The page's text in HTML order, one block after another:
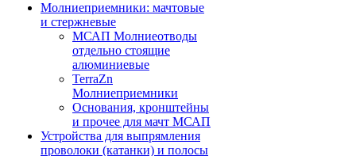
Молниеприемники: мачтовые
и стержневые
МСАП Молниеотводы
отдельно стоящие
алюминиевые
TerraZn
Молниеприемники
Основания, кронштейны
и прочее для мачт МСАП
Устройства для выпрямления
проволоки (катанки) и полосы